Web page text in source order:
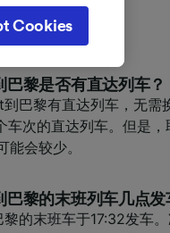
黎是否有直达列车？
巴黎有直达列车，无
次的直达列车。但是，
会较少。
黎的末班列车几点发
的末班车于17:32发车
page.
browsing
for
Cookies